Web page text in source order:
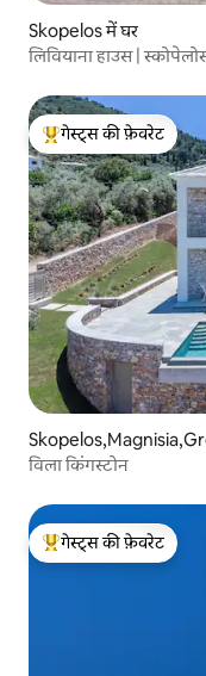
Skopelos में घर
लिवियाना हाउस |
गेस्ट्स का टॉप फ़ेवरेट
गेस्ट्स की फ़ेवरेट
विला किंगस्टोन
गेस्ट्स का टॉप फ़ेवरेट
गेस्ट्स की फ़ेवरेट